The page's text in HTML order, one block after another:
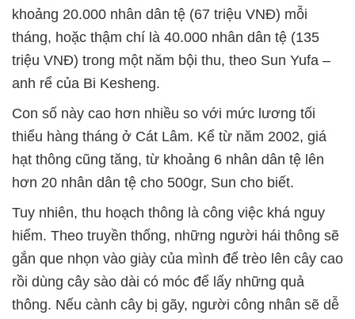
khoảng 20.000 nhân dân tệ (67 triệu VNĐ) mỗi
tháng, hoặc thậm chí là 40.000 nhân dân tệ (135
triệu VNĐ) trong một năm bội thu, theo Sun Yufa –
anh rể của Bi Kesheng.
Con số này cao hơn nhiều so với mức lương tối
thiểu hàng tháng ở Cát Lâm. Kể từ năm 2002, giá
hạt thông cũng tăng, từ khoảng 6 nhân dân tệ lên
hơn 20 nhân dân tệ cho 500gr, Sun cho biết.
Tuy nhiên, thu hoạch thông là công việc khá nguy
hiểm. Theo truyền thống, những người hái thông sẽ
gắn que nhọn vào giày của mình để trèo lên cây cao
rồi dùng cây sào dài có móc để lấy những quả
thông. Nếu cành cây bị gãy, người công nhân sẽ dễ